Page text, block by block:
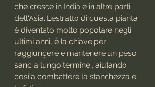
che cresce in India e in altre parti
dell'Asia. L'estratto di questa pianta
è diventato molto popolare negli
ultimi anni, è la chiave per
raggiungere e mantenere un peso
sano a lungo termine., aiutando
così a combattere la stanchezza e